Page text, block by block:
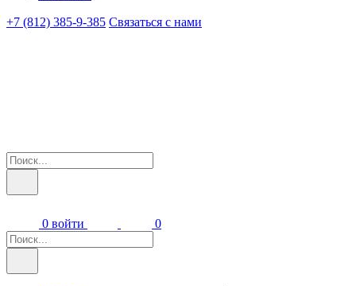
+7 (812) 385-9-385 Связаться с нами
0 войти 0